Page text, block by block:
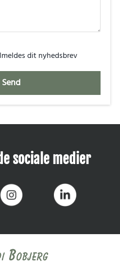
dit nyhedsbrev
Send
sociale medier